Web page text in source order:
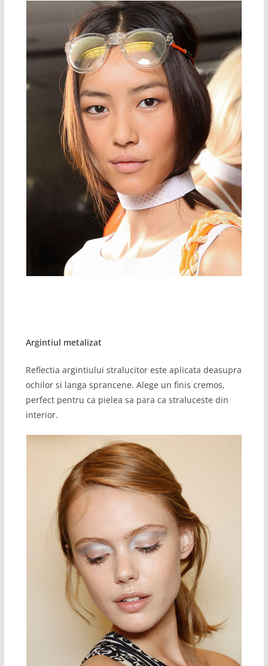
Argintiul metalizat
Reflectia argintiului stralucitor este aplicata deasupra
ochilor si langa sprancene. Alege un finis cremos,
perfect pentru ca pielea sa para ca straluceste din
interior.